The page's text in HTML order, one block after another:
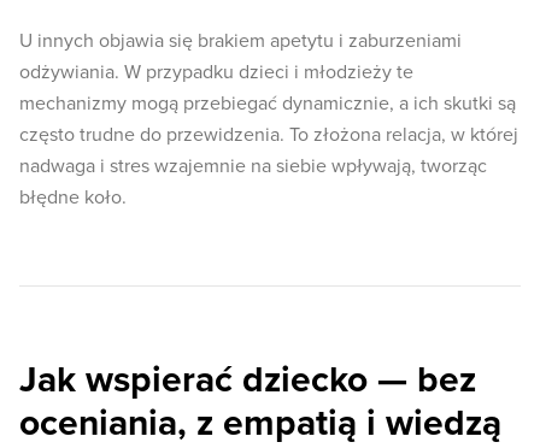
U innych objawia się brakiem apetytu i zaburzeniami
odżywiania. W przypadku dzieci i młodzieży te
mechanizmy mogą przebiegać dynamicznie, a ich skutki są
często trudne do przewidzenia. To złożona relacja, w której
nadwaga i stres wzajemnie na siebie wpływają, tworząc
błędne koło.
Jak wspierać dziecko — bez
oceniania, z empatią i wiedzą